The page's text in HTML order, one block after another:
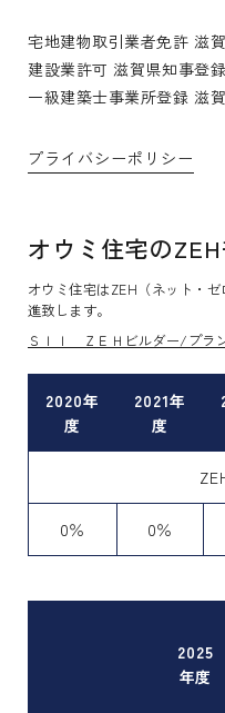
宅地建物取引業者免許 滋
建設業許可 滋賀県知事登
一級建築士事業所登録 滋
プライバシーポリシー
オウミ住宅の
オウミ住宅はZEH（ネット・
進致します。
ＳＩＩ ＺＥＨビルダー/プラ
2020年
度
2021年
度
0％ 0％
2025
年度